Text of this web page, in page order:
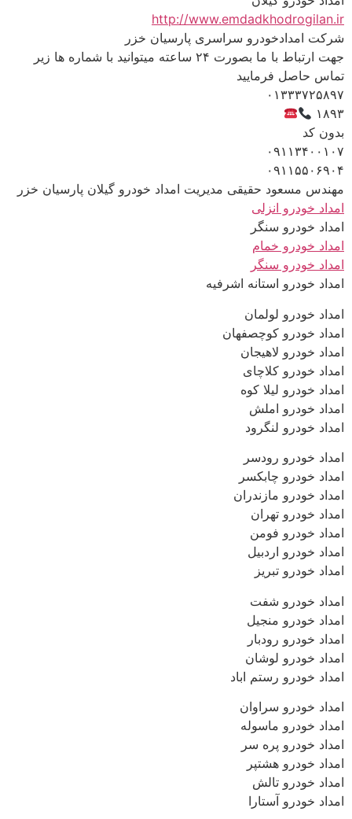
http://www.emdadkhodrogilan.ir
شرکت امدادخودرو سراسری پارسیان خزر
جهت ارتباط با ما بصورت ۲۴ ساعته میتوانید با شماره ها زیر
تماس حاصل فرمایید
۰۱۳۳۳۷۲۵۸۹۷
۱۸۹۳
بدون کد
۰۹۱۱۳۴۰۰۱۰۷
۰۹۱۱۵۵۰۶۹۰۴
مهندس مسعود حقیقی مدیریت امداد خودرو گیلان پارسیان خزر
امداد خودرو انزلی
امداد خودرو سنگر
امداد خودرو خمام
امداد خودرو سنگر
امداد خودرو استانه اشرفیه
امداد خودرو لولمان
امداد خودرو کوچصفهان
امداد خودرو لاهیجان
امداد خودرو کلاچای
امداد خودرو لیلا کوه
امداد خودرو املش
امداد خودرو لنگرود
امداد خودرو رودسر
امداد خودرو چابکسر
امداد خودرو مازندران
امداد خودرو تهران
امداد خودرو فومن
امداد خودرو اردبیل
امداد خودرو تبریز
امداد خودرو شفت
امداد خودرو منجیل
امداد خودرو رودبار
امداد خودرو لوشان
امداد خودرو رستم اباد
امداد خودرو سراوان
امداد خودرو ماسوله
امداد خودرو پره سر
امداد خودرو هشتپر
امداد خودرو تالش
امداد خودرو آستارا